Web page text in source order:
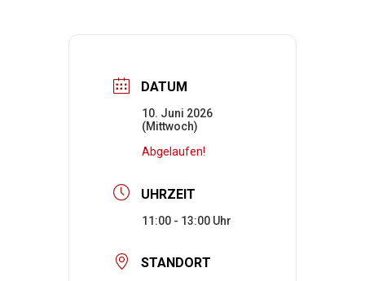
DATUM
10. Juni 2026
(Mittwoch)
Abgelaufen!
UHRZEIT
11:00 - 13:00
STANDORT